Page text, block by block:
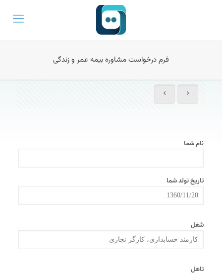
فرم درخواست مشاوره بیمه عمر و زندگی
نام شما
تاریخ تولد شما
شغل
تاهل